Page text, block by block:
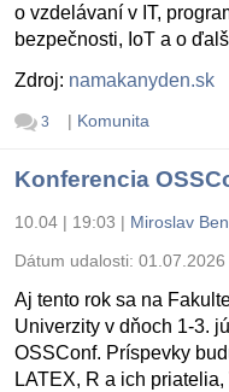
o vzdelávaní v IT,
bezpečnosti, IoT a o
Zdroj: namakanyden.sk
3 | Komunita
Konferencia
10.04 | 19:03 | Miroslav
Dátum udalosti: 01.07.2026
Aj tento rok sa na
Univerzity v dňoch 1-3.
OSSConf. Príspevky
LATEX, R a ich